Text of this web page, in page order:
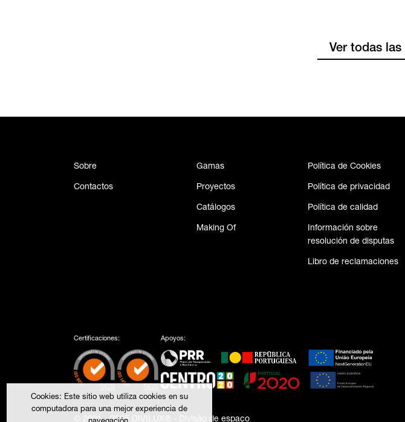
Ver todas
Sobre
Contactos
Gamas
Proyectos
Catálogos
Making Of
Política de Cookies
Política de privacidad
Política de calidad
Información sobre
resolución de disputas
Libro de reclamaciones
Certificaciones: Apoyos:
© 2021 - 2025 DIVILUX® - Divisão de espaço
Cookies: Este sitio web utiliza cookies en su
computadora para una mejor experiencia de